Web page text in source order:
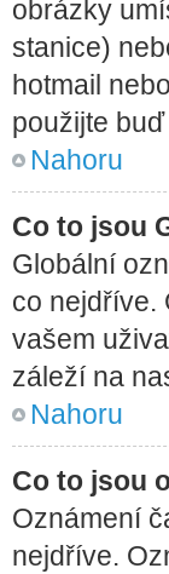
obrázky
stanice)
hotmail
použijte
Nahoru
Co to jsou
Globální
co nejdříve.
vašem
záleží na
Nahoru
Co to jsou
Oznámení
nejdříve.